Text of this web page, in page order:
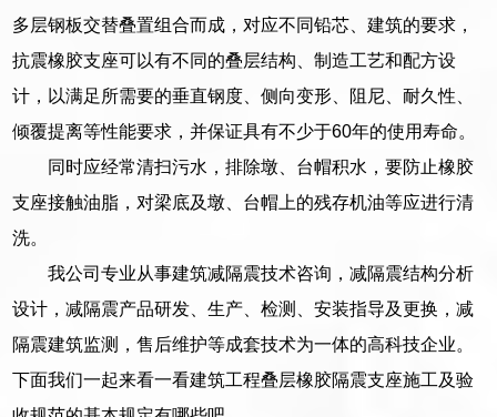
多层钢板交替叠置组合而成，对应不同铅芯、建筑的要求，
抗震橡胶支座可以有不同的叠层结构、制造工艺和配方设
计，以满足所需要的垂直钢度、侧向变形、阻尼、耐久性、
倾覆提离等性能要求，并保证具有不少于60年的使用寿命。
同时应经常清扫污水，排除墩、台帽积水，要防止橡胶
支座接触油脂，对梁底及墩、台帽上的残存机油等应进行清
洗。
我公司专业从事建筑减隔震技术咨询，减隔震结构分析
设计，减隔震产品研发、生产、检测、安装指导及更换，减
隔震建筑监测，售后维护等成套技术为一体的高科技企业。
下面我们一起来看一看建筑工程叠层橡胶隔震支座施工及验